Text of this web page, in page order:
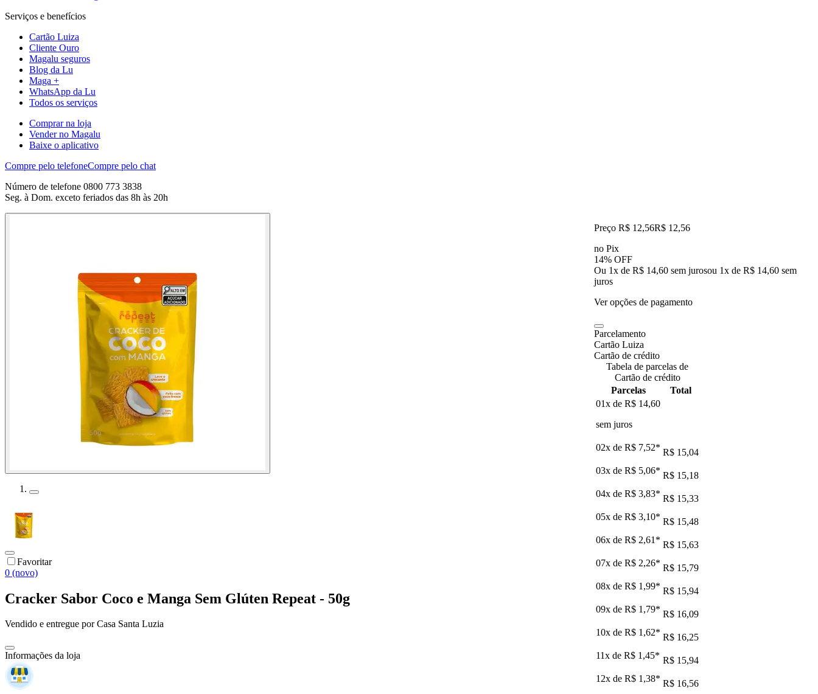
Serviços e benefícios
Cartão Luiza
Cliente Ouro
Magalu seguros
Blog da Lu
Maga +
WhatsApp da Lu
Todos os serviços
Comprar na loja
Vender no Magalu
Baixe o aplicativo
Compre pelo telefoneCompre pelo chat
Número de telefone 0800 773 3838
Seg. à Dom. exceto feriados das 8h às 20h
Favoritar
0 (novo)
Cracker Sabor Coco e Manga Sem Glúten Repeat - 50g
Vendido e entregue por Casa Santa Luzia
Informações da loja
Preço R$ 12,56R$ 12,56
no Pix
14% OFF
Ou 1x de R$ 14,60 sem jurosou 1x de R$ 14,60 sem
juros
Ver opções de pagamento
Parcelamento
Cartão Luiza
Cartão de crédito
Tabela de parcelas de
Cartão de crédito
Parcelas
Total
01x de R$ 14,60
sem juros
02x de R$ 7,52* R$ 15,04
03x de R$ 5,06* R$ 15,18
04x de R$ 3,83* R$ 15,33
05x de R$ 3,10* R$ 15,48
06x de R$ 2,61 * R$ 15,63
07x de R$ 2,26* R$ 15,79
08x de R$ 1,99* R$ 15,94
09x de R$ 1,79* R$ 16,09
10x de R$ 1,62* R$ 16,25
11x de R$ 1,45* R$ 15,94
12x de R$ 1,38* R$ 16,56